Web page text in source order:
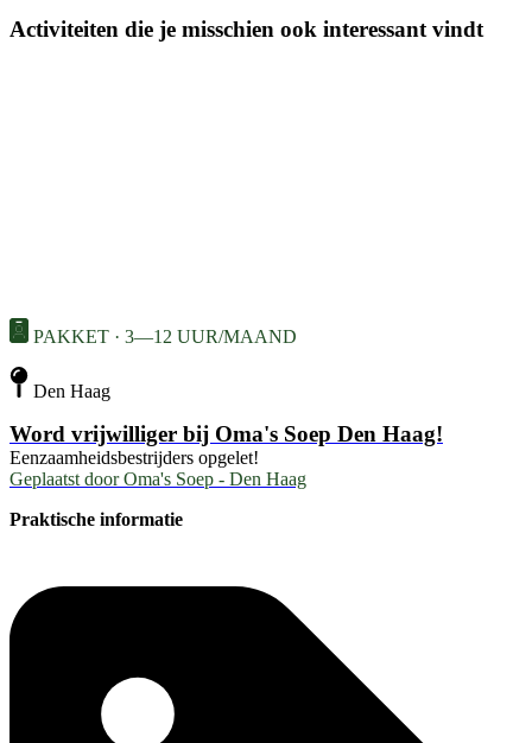
Activiteiten die je misschien ook interessant vindt
PAKKET · 3—12 UUR/MAAND
Den Haag
Word vrijwilliger bij Oma's Soep Den Haag!
Eenzaamheidsbestrijders opgelet!
Geplaatst door Oma's Soep - Den Haag
Praktische informatie